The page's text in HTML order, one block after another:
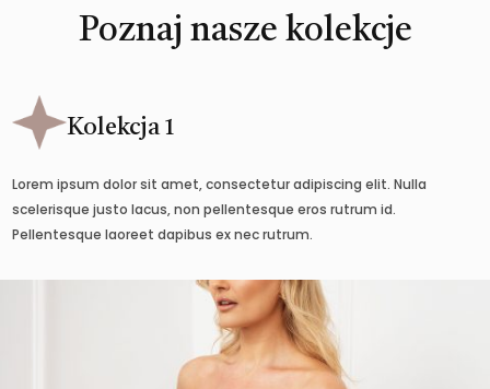
Poznaj nasze kolekcje
Kolekcja 1
Lorem ipsum dolor sit amet, consectetur adipiscing elit. Nulla
scelerisque justo lacus, non pellentesque eros rutrum id.
Pellentesque laoreet dapibus ex nec rutrum.